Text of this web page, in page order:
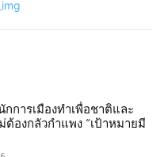
กการเมืองทำเพื่อชาติและ
ต้องกลัวกำแพง “เป้าหมายมี